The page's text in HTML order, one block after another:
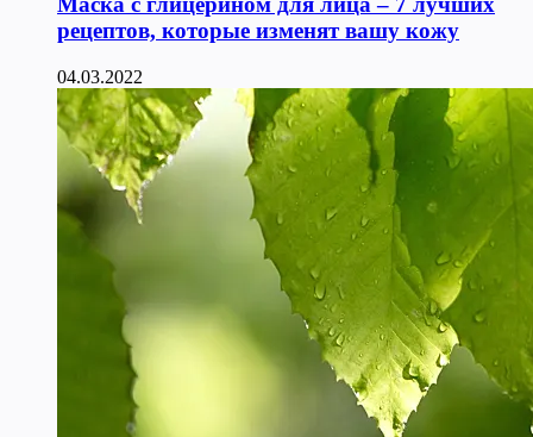
рецептов, которые изменят вашу кожу
04.03.2022